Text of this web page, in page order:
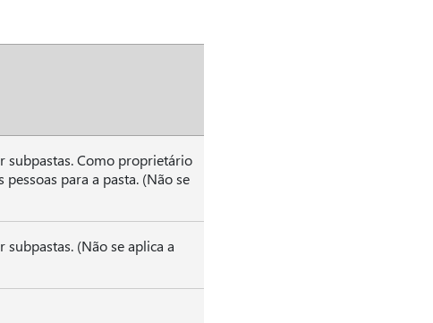
subpastas. Como proprietário
para a pasta. (Não se
(Não se aplica a